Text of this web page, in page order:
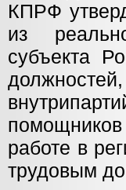
КПРФ
из
субъекта
работе в
трудовым